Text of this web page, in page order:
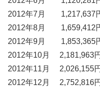
2012年7月 1,217,637
2012年8月 1,659,412
2012年9月 1,853,365
2012年10月 2,181,963
2012年11月 2,026,155
2012年12月 2,752,816